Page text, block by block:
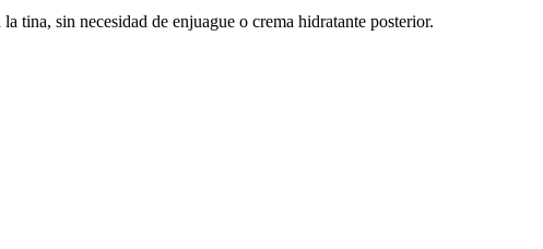
tina, sin necesidad de enjuague o crema hidratante posterior.